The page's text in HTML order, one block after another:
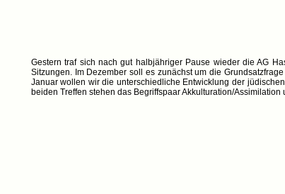
Gestern traf sich nach gut halbjähriger Pause wieder die AG
Sitzungen. Im Dezember soll es zunächst um die
Januar wollen wir die unterschiedliche Entwicklung der
beiden Treffen stehen das Begriffspaar Akkulturation/